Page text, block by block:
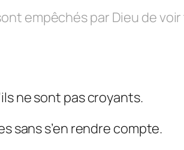
empêchés par Dieu de
ne sont pas croyants.
sans s’en rendre compte.